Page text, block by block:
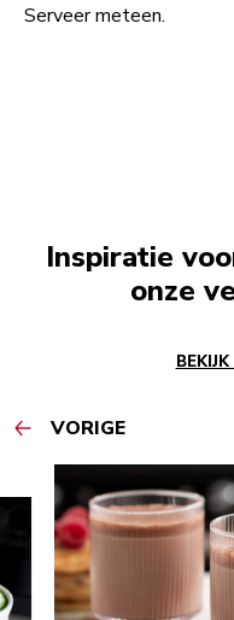
Serveer meteen.
Inspiratie
onze
VORIGE